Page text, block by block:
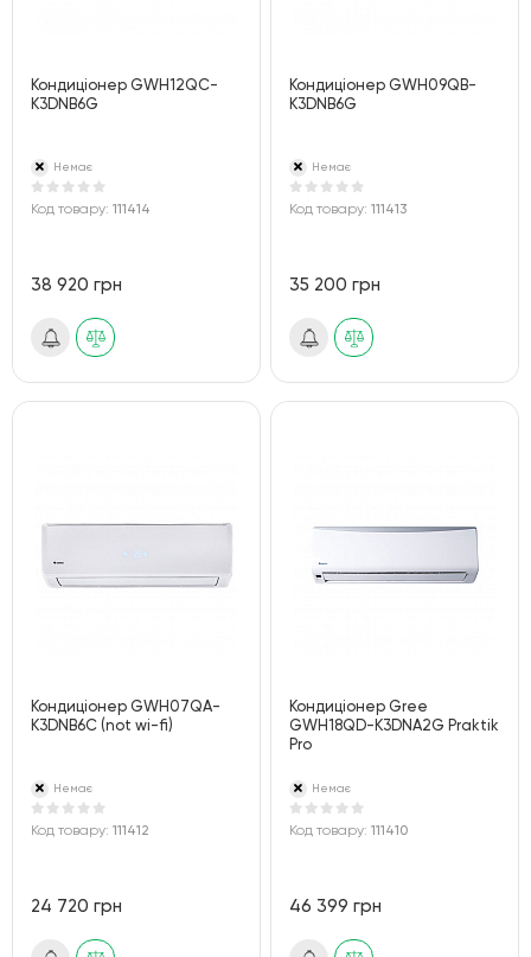
Кондиціонер GWH12QC-
K3DNB6G
Немає
Код товару: 111414
38 920 грн
Кондиціонер GWH09QB-
K3DNB6G
Немає
Код товару:111413
35 200 грн
Кондиціонер GWH07QA-
K3DNB6C (not wi-fi)
Немає
Код товару: 111412
24 720 грн
Кондиціонер Gree
GWH18QD-K3DNA2G Praktik
Pro
Немає
Код товару:111410
46 399 грн